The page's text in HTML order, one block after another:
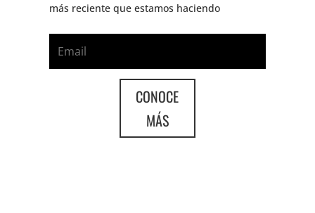
más reciente que estamos haciendo
CONOCE
MÁS